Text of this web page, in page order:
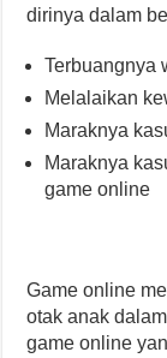
dirinya dalam
Terbuangnya
Melalaikan
Maraknya
Maraknya
game online
Game online
otak anak
game online